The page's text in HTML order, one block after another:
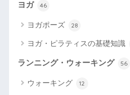
ヨガ 46
ヨガポーズ 28
ヨガ・ピラティスの基礎知識
ランニング・ウォーキング 56
ウォーキング 12